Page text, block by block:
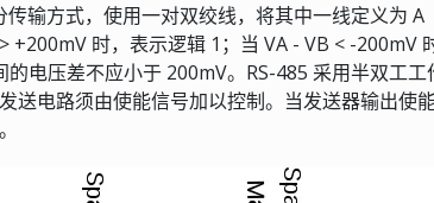
传输方式，使用一对双绞线，将其中一线定义为
+200mV 时，表示逻辑 1；当 VA - VB < -200mV
的电压差不应小于 200mV。RS-485 采用半双工
送电路须由使能信号加以控制。当发送器输出使